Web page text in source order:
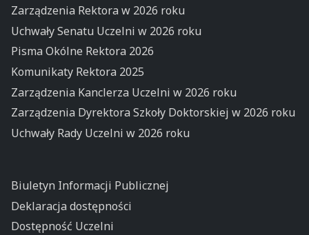
Zarządzenia Rektora w 2026 roku
Uchwały Senatu Uczelni w 2026 roku
Pisma Okólne Rektora 2026
Komunikaty Rektora 2025
Zarządzenia Kanclerza Uczelni w 2026 roku
Zarządzenia Dyrektora Szkoły Doktorskiej w 2026 roku
Uchwały Rady Uczelni w 2026 roku
Biuletyn Informacji Publicznej
Deklaracja dostępności
Dostępność Uczelni